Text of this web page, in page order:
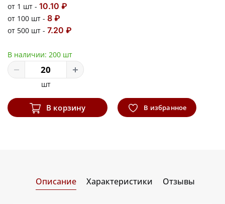
от 1 шт - 10.10 ₽
от 100 шт - 8 ₽
от 500 шт - 7.20 ₽
В наличии: 200 шт
шт
В корзину В избранное
Описание Характеристики Отзывы